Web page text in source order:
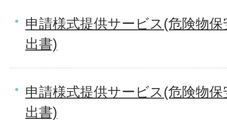
申請様式提供サービス(危険物
出書)
申請様式提供サービス(危険物
出書)